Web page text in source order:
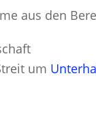
aus den
um